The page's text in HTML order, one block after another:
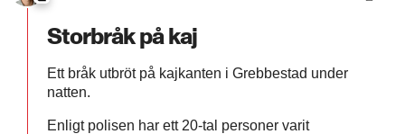
Storbråk på kaj
Ett bråk utbröt på kajkanten i Grebbestad under
natten.
Enligt polisen har ett 20-tal personer varit